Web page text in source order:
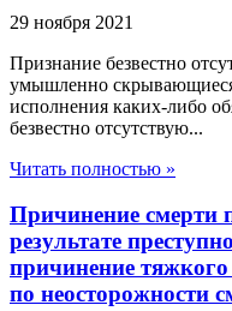
29 ноября 2021
Признание безвестно
умышленно
исполнения каких-либо
безвестно отсутствую...
Читать полностью »
Причинение смерти
результате
причинение
по неосторожности